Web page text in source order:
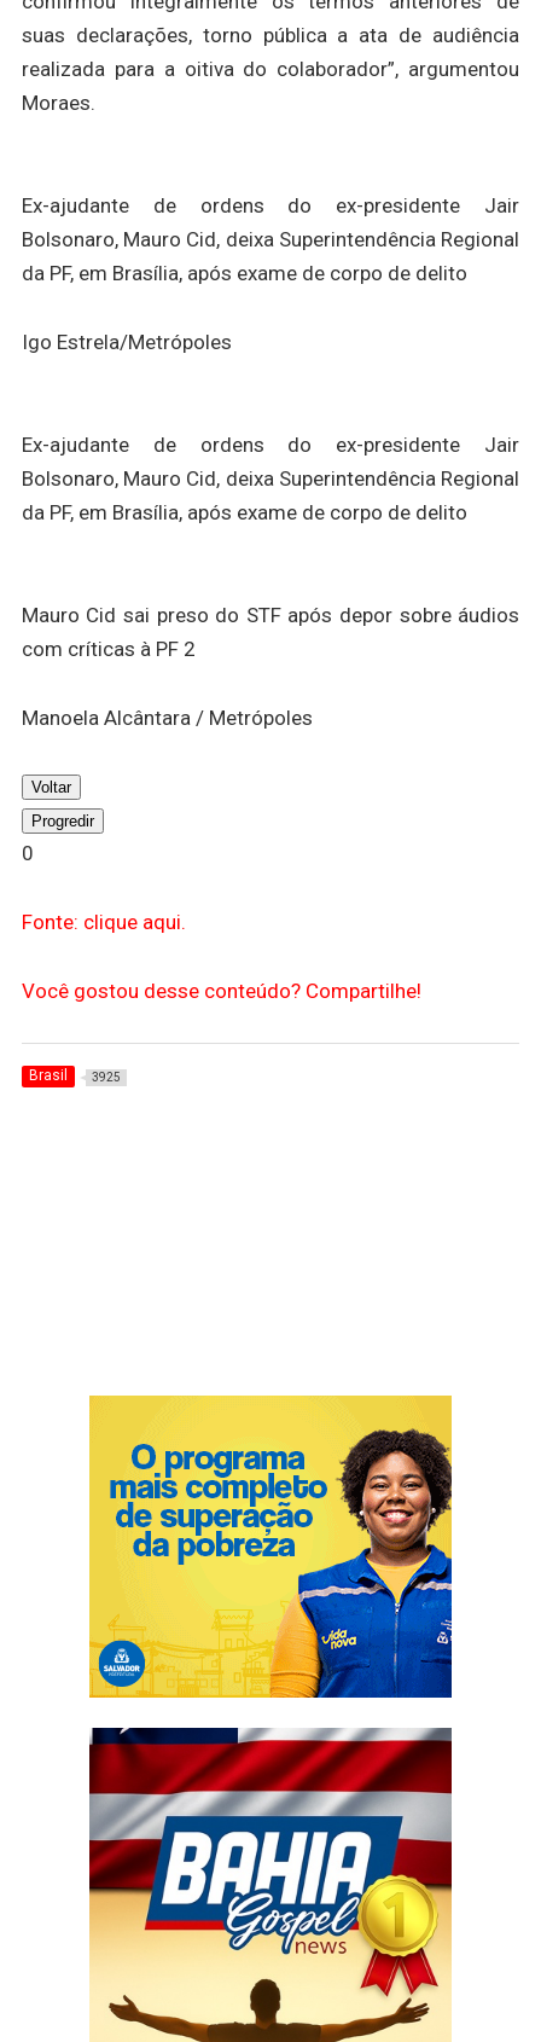
suas declarações, torno pública a ata de audiência
realizada para a oitiva do colaborador”, argumentou
Moraes.
Ex-ajudante de ordens do ex-presidente Jair
Bolsonaro, Mauro Cid, deixa Superintendência Regional
da PF, em Brasília, após exame de corpo de delito
Igo Estrela/Metrópoles
Ex-ajudante de ordens do ex-presidente Jair
Bolsonaro, Mauro Cid, deixa Superintendência Regional
da PF, em Brasília, após exame de corpo de delito
Mauro Cid sai preso do STF após depor sobre áudios
com críticas à PF 2
Manoela Alcântara / Metrópoles
Voltar
Progredir
0
Fonte: clique aqui.
Você gostou desse conteúdo? Compartilhe!
Brasil 3925